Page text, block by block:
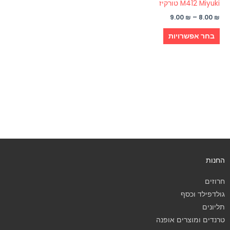
M412 Miyuki טורקיז
8.00 ₪
–
9.00 ₪
בחר אפשרויות
בעמוד
החנות
חרוזים
גולדפילד וכסף
תליונים
טרנדים ומוצרים אופנה